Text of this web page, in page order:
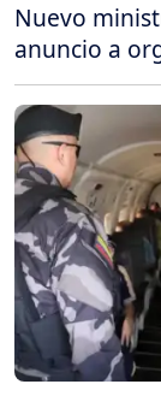
Nuevo
anuncio a